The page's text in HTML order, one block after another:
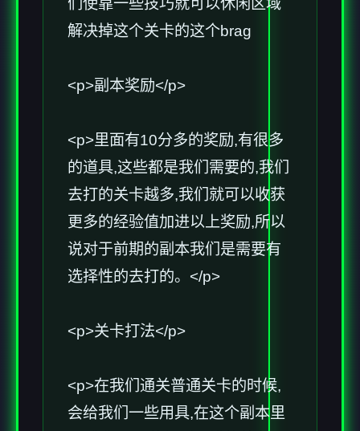
们使靠一些技巧就可以休闲区域
解决掉这个关卡的这个brag
<p>副本奖励</p>
<p>里面有10分多的奖励,有很多
的道具,这些都是我们需要的,我们
去打的关卡越多,我们就可以收获
更多的经验值加进以上奖励,所以
说对于前期的副本我们是需要有
选择性的去打的。</p>
<p>关卡打法</p>
<p>在我们通关普通关卡的时候,
会给我们一些用具,在这个副本里